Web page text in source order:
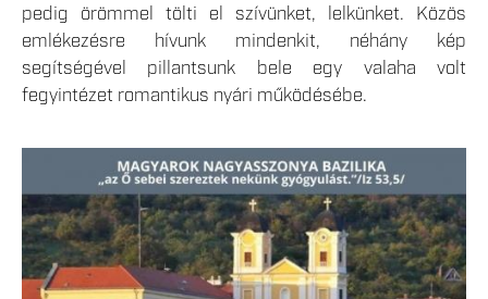
pedig örömmel tölti el szívünket, lelkünket. Közös
emlékezésre hívunk mindenkit, néhány kép
segítségével pillantsunk bele egy valaha volt
fegyintézet romantikus nyári működésébe.